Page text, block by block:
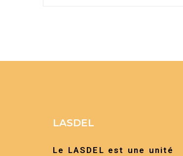
LASDEL
Le LASDEL est une unité